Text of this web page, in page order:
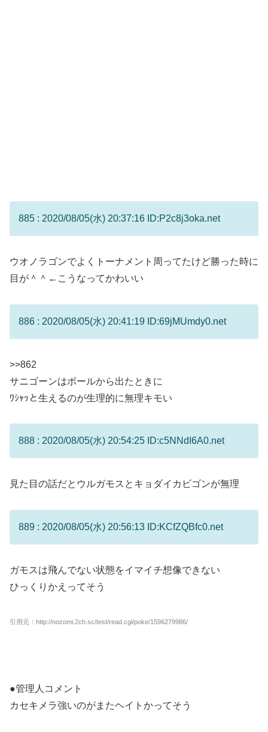
885 : 2020/08/05(水) 20:37:16 ID:P2c8j3oka.net
ウオノラゴンでよくトーナメント周ってたけど勝った時に
目が＾＾←こうなってかわいい
886 : 2020/08/05(水) 20:41:19 ID:69jMUmdy0.net
>>862
サニゴーンはボールから出たときに
ﾜｼｬｯと生えるのが生理的に無理キモい
888 : 2020/08/05(水) 20:54:25 ID:c5NNdI6A0.net
見た目の話だとウルガモスとキョダイカビゴンが無理
889 : 2020/08/05(水) 20:56:13 ID:KCfZQBfc0.net
ガモスは飛んでない状態をイマイチ想像できない
ひっくりかえってそう
引用元：http://nozomi.2ch.sc/test/read.cgi/poke/1596279986/
●管理人コメント
カセキメラ強いのがまたヘイトかってそう